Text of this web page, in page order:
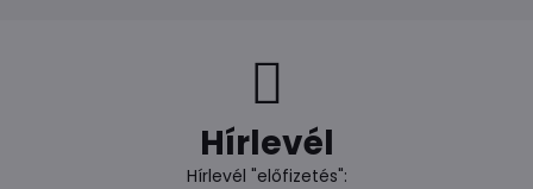
Hírlevél
Hírlevél "előfizetés":